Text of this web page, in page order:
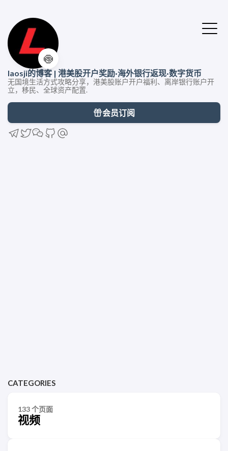
🍥
laosji的博客 | 港美股开户奖励·海外银行返现·数字货币
无国境生活方式攻略分享，港美股账户开户福利、离岸银行账户开
立，移民、全球资产配置.
会员订阅
CATEGORIES
133 个页面
视频